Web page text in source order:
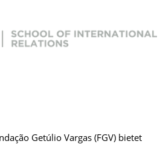
Getúlio Vargas (FGV) bietet